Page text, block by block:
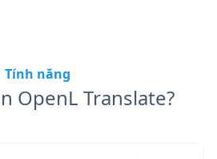
Tính năng
OpenL Translate?